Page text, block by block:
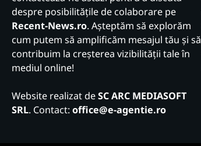
despre posibilitățile de colaborare pe
Recent-News.ro. Așteptăm să explorăm
cum putem să amplificăm mesajul tău și să
contribuim la creșterea vizibilității tale în
mediul online!
Website realizat deSC ARC MEDIASOFT
SRL. Contact:office@e-agentie.ro